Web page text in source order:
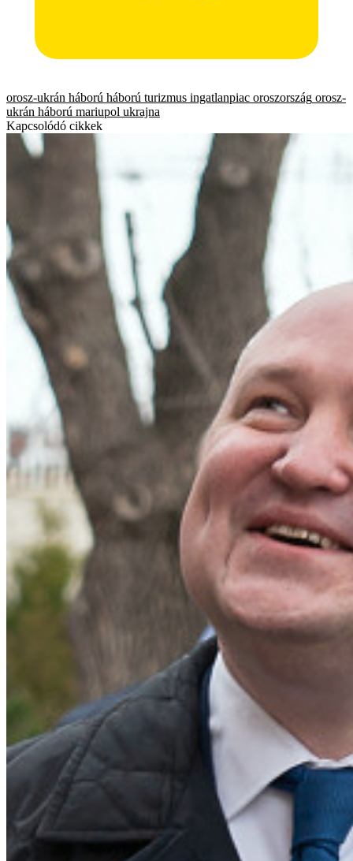
orosz-ukrán háború háború turizmus ingatlanpiac oroszország orosz-
ukrán háború mariupol ukrajna
Kapcsolódó cikkek